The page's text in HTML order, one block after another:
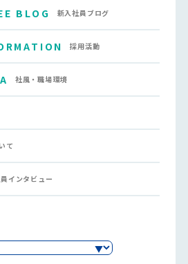
BLOG 新入社員ブログ
採用活動
社風・職場環境
て
インタビュー